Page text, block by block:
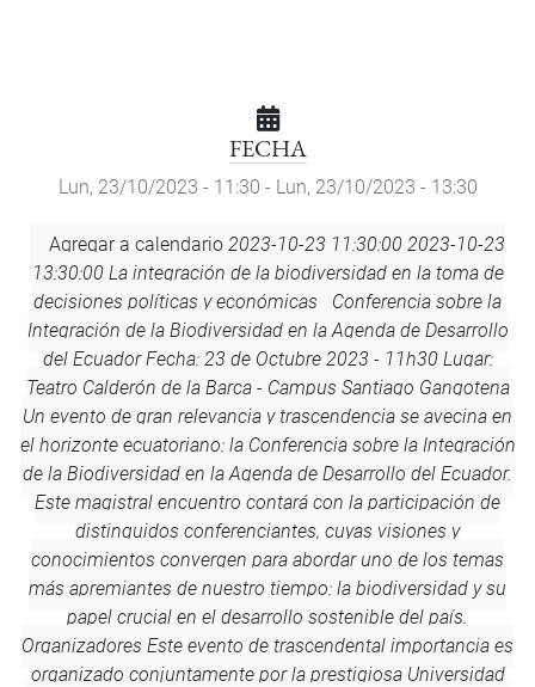
FECHA
Lun, 23/10/2023 - 11:30 - Lun, 23/10/2023 - 13:30
Agregar
calendario
Agregar a calendario 2023-10-23 11:30:00 2023-10-23
13:30:00 La integración de la biodiversidad en la toma de
decisiones políticas y económicas
Conferencia sobre la
Integración de la Biodiversidad en la Agenda de Desarrollo
del Ecuador Fecha: 23 de Octubre 2023 - 11h30 Lugar:
Teatro Calderón de la Barca - Campus Santiago Gangotena
Un evento de gran relevancia y trascendencia se avecina en
el horizonte ecuatoriano: la Conferencia sobre la Integración
de la Biodiversidad en la Agenda de Desarrollo del Ecuador.
Este magistral encuentro contará con la participación de
distinguidos conferenciantes, cuyas visiones y
conocimientos convergen para abordar uno de los temas
más apremiantes de nuestro tiempo: la biodiversidad y su
papel crucial en el desarrollo sostenible del país.
Organizadores Este evento de trascendental importancia es
organizado conjuntamente por la prestigiosa Universidad